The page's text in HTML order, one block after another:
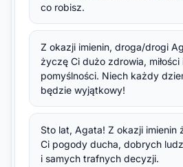
co robisz.
Z okazji imienin, droga/drogi
życzę Ci dużo zdrowia, miłości
pomyślności. Niech każdy
będzie wyjątkowy!
Sto lat, Agata! Z okazji imienin
Ci pogody ducha, dobrych
i samych trafnych decyzji.